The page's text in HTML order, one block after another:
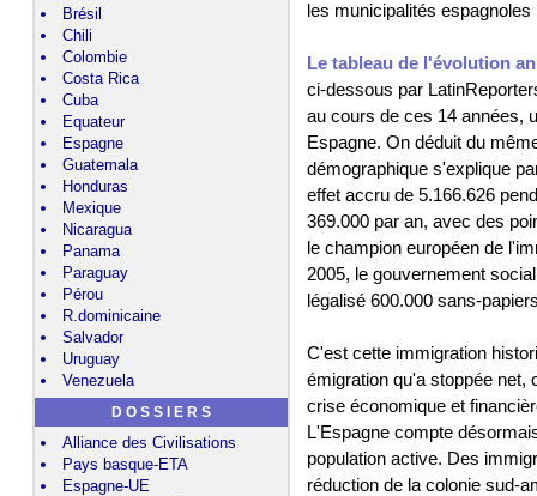
les municipalités
Le tableau de l'évolution
ci-dessous par
au cours de ces 14 années,
Espagne. On déduit du
démographique s'explique
effet accru de 5.166.626
369.000 par an, avec des
le champion européen de
2005, le gouvernement
légalisé 600.000 sans-
C'est cette immigration
émigration qu'a stoppée net,
crise économique et
L'Espagne compte
population active. Des
réduction de la colonie sud-
Brésil
Chili
Colombie
Costa Rica
Cuba
Equateur
Espagne
Guatemala
Honduras
Mexique
Nicaragua
Panama
Paraguay
Pérou
R.dominicaine
Salvador
Uruguay
Venezuela
D O S S I E R S
Alliance des Civilisations
Pays basque-ETA
Espagne-UE